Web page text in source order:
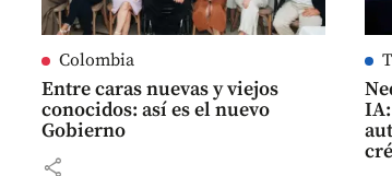
Colombia
Entre caras nuevas y viejos
conocidos: así es el nuevo
Gobierno
share